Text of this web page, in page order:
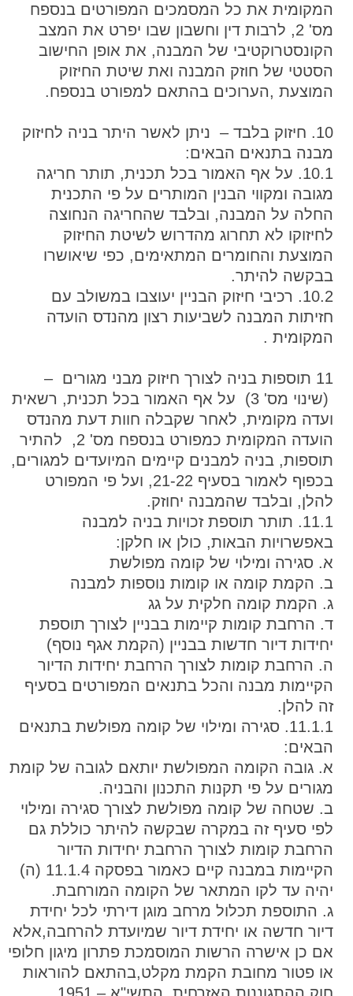
המקומית את כל המסמכים המפורטים בנספח
מס' 2, לרבות דין וחשבון שבו יפרט את המצב
הקונסטרוקטיבי של המבנה, את אופן החישוב
הסטטי של חוזק המבנה ואת שיטת החיזוק
המוצעת ,הערוכים בהתאם למפורט בנספח.
10. חיזוק בלבד – ניתן לאשר היתר בניה לחיזוק
מבנה בתנאים הבאים:
10.1. על אף האמור בכל תכנית, תותר חריגה
מגובה ומקווי הבנין המותרים על פי התכנית
החלה על המבנה, ובלבד שהחריגה הנחוצה
לחיזוקו לא תחרוג מהדרוש לשיטת החיזוק
המוצעת והחומרים המתאימים, כפי שיאושרו
בבקשה להיתר.
10.2. רכיבי חיזוק הבניין יעוצבו במשולב עם
חזיתות המבנה לשביעות רצון מהנדס הועדה
המקומית .
11 תוספות בניה לצורך חיזוק מבני מגורים –
(שינוי מס' 3) על אף האמור בכל תכנית, רשאית
ועדה מקומית, לאחר שקבלה חוות דעת מהנדס
הועדה המקומית כמפורט בנספח מס' 2, להתיר
תוספות, בניה למבנים קיימים המיועדים למגורים,
בכפוף לאמור בסעיף 21-22, ועל פי המפורט
להלן, ובלבד שהמבנה יחוזק.
11.1. תותר תוספת זכויות בניה למבנה
באפשרויות הבאות, כולן או חלקן:
א. סגירה ומילוי של קומה מפולשת
ב. הקמת קומה או קומות נוספות למבנה
ג. הקמת קומה חלקית על גג
ד. הרחבת קומות קיימות בבניין לצורך תוספת
יחידות דיור חדשות בבניין (הקמת אגף נוסף)
ה. הרחבת קומות לצורך הרחבת יחידות הדיור
הקיימות מבנה והכל בתנאים המפורטים בסעיף
זה להלן.
11.1.1. סגירה ומילוי של קומה מפולשת בתנאים
הבאים:
א. גובה הקומה המפולשת יותאם לגובה של קומת
מגורים על פי תקנות התכנון והבניה.
ב. שטחה של קומה מפולשת לצורך סגירה ומילוי
לפי סעיף זה במקרה שבקשה להיתר כוללת גם
הרחבת קומות לצורך הרחבת יחידות הדיור
הקיימות במבנה קיים כאמור בפסקה 11.1.4 (ה)
יהיה עד לקו המתאר של הקומה המורחבת.
ג. התוספת תכלול מרחב מוגן דירתי לכל יחידת
דיור חדשה או יחידת דיור שמיועדת להרחבה,אלא
אם כן אישרה הרשות המוסמכת פתרון מיגון חלופי
או פטור מחובת הקמת מקלט,בהתאם להוראות